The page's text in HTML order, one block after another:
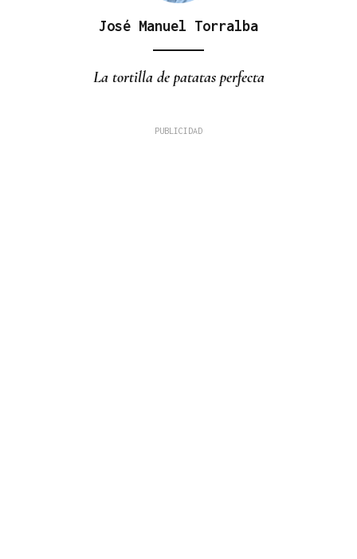
José Manuel Torralba
La tortilla de patatas perfecta